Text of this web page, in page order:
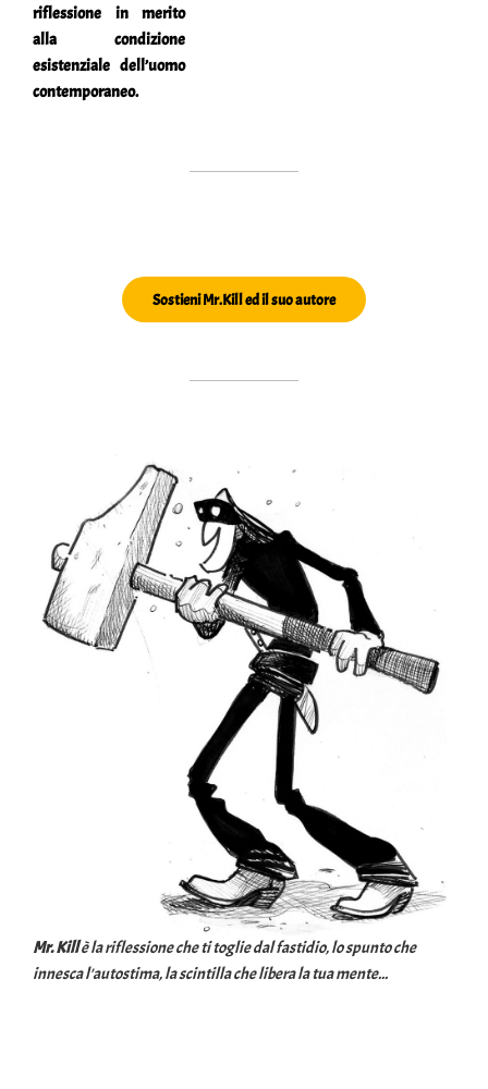
riflessione in merito
alla condizione
esistenziale dell’uomo
contemporaneo.
Sostieni Mr.Kill ed il suo autore
Mr. Killè la riflessione che ti toglie dal fastidio, lo spunto che
innesca l'autostima, la scintilla che libera la tua mente...